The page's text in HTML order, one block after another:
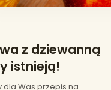
z dziewanną
istnieją!
dla Was przepis na